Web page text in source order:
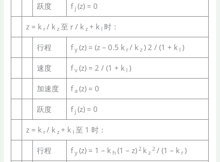
跃度 fj (z) = 0
z = kr/ kz 至 r / kz + kl 时：
行程 fy (z) = (z – 0.5 kr/ kz ) 2 / (1 + kl )
速度 fv (z) = 2 / (1 + kl )
加速度 fa (z) = 0
跃度 fj (z) = 0
z = kr/ kz + kl 至 1 时：
行程 fy (z) = 1 – kh (1 – z)2 kz
2 / (1 – kr)